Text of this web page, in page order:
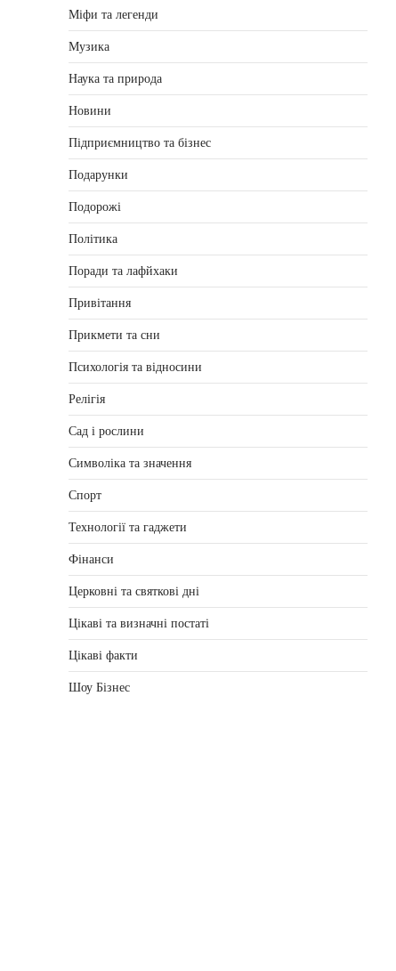
Міфи та легенди
Музика
Наука та природа
Новини
Підприємництво та бізнес
Подарунки
Подорожі
Політика
Поради та лафйхаки
Привітання
Прикмети та сни
Психологія та відносини
Релігія
Сад і рослини
Символіка та значення
Спорт
Технології та гаджети
Фінанси
Церковні та святкові дні
Цікаві та визначні постаті
Цікаві факти
Шоу Бізнес